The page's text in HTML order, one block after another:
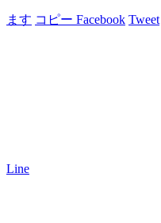
ます コピー Facebook Tweet
Line